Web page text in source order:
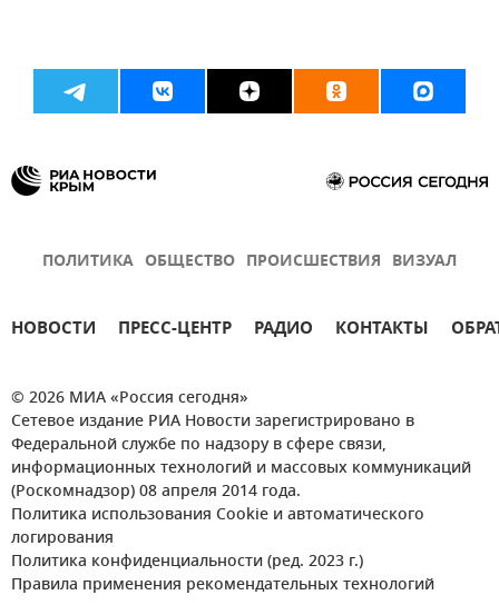
ПОЛИТИКА ОБЩЕСТВО ПРОИСШЕСТВИЯ ВИЗУАЛ
НОВОСТИ ПРЕСС-ЦЕНТР РАДИО КОНТАКТЫ
© 2026 МИА «Россия сегодня»
Сетевое издание РИА Новости зарегистрировано в
Федеральной службе по надзору в сфере связи,
информационных технологий и массовых коммуникаций
(Роскомнадзор) 08 апреля 2014 года.
Политика использования Cookie и автоматического
логирования
Политика конфиденциальности (ред. 2023 г.)
Правила применения рекомендательных технологий